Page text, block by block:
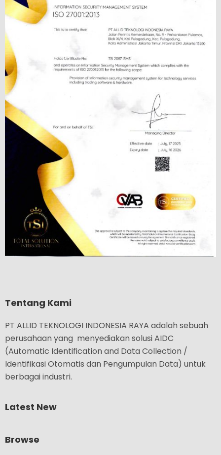
Tentang Kami
PT ALLID TEKNOLOGI INDONESIA RAYA adalah sebuah
perusahaan yang menyediakan solusi AIDC
(Automatic Identification and Data Collection /
Identifikasi Otomatis dan Pengumpulan Data) untuk
berbagai industri.
Latest New
Browse